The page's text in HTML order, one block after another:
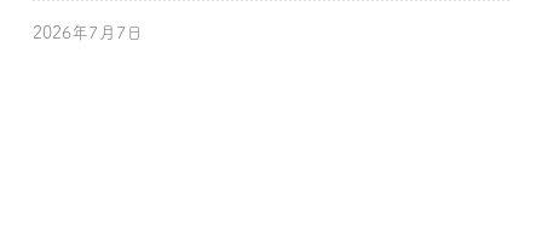
2026年7月7日